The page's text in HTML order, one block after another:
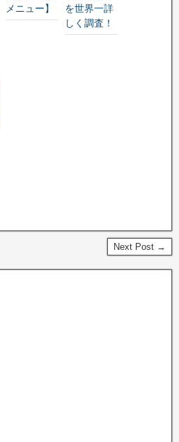
メニュー】
を世界一詳
しく調査！
Next Post →